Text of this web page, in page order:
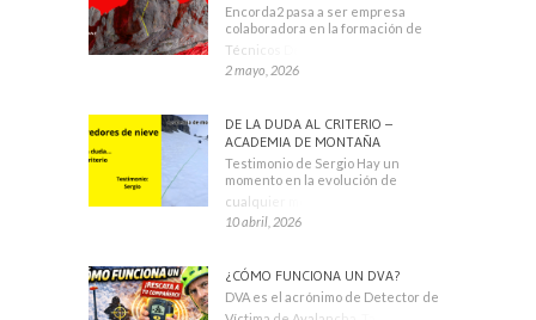
Encorda2 pasa a ser empresa
colaboradora en la formación de
Técnicos Deportivos
2 mayo, 2026
DE LA DUDA AL CRITERIO –
ACADEMIA DE MONTAÑA
Testimonio de Sergio Hay un
momento en la evolución de
cualquier montañero
10 abril, 2026
¿CÓMO FUNCIONA UN DVA?
DVA es el acrónimo de Detector de